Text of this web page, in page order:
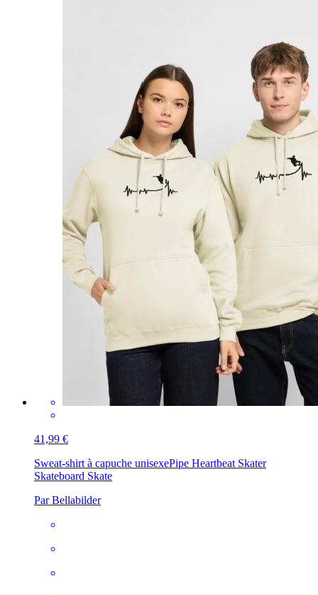
41,99 €
Sweat-shirt à capuche unisexePipe Heartbeat Skater
Skateboard Skate
Par Bellabilder